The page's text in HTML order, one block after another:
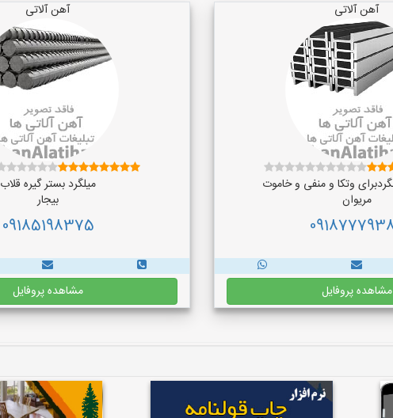
آهن آلاتی
وتکا و منفی و خاموت
مریوان
مشاهده پروفایل
آهن آلاتی
میلگرد بستر گیره قلاب
بیجار
09185198375
مشاهده پروفایل